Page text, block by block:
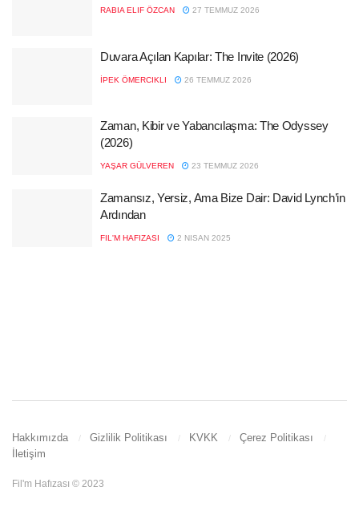
RABIA ELIF ÖZCAN 27 TEMMUZ 2026
Duvara Açılan Kapılar: The Invite (2026)
İPEK ÖMERCIKLI 26 TEMMUZ 2026
Zaman, Kibir ve Yabancılaşma: The Odyssey
(2026)
YAŞAR GÜLVEREN 23 TEMMUZ 2026
Zamansız, Yersiz, Ama Bize Dair: David Lynch’in
Ardından
FIL'M HAFIZASI 2 NISAN 2025
Hakkımızda Gizlilik Politikası KVKK
Çerez Politikası
İletişim
Fil'm Hafızası © 2023